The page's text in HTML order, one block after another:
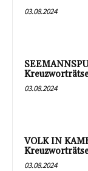
03.08.2024
03.08.2024
VOLK IN
03.08.2024